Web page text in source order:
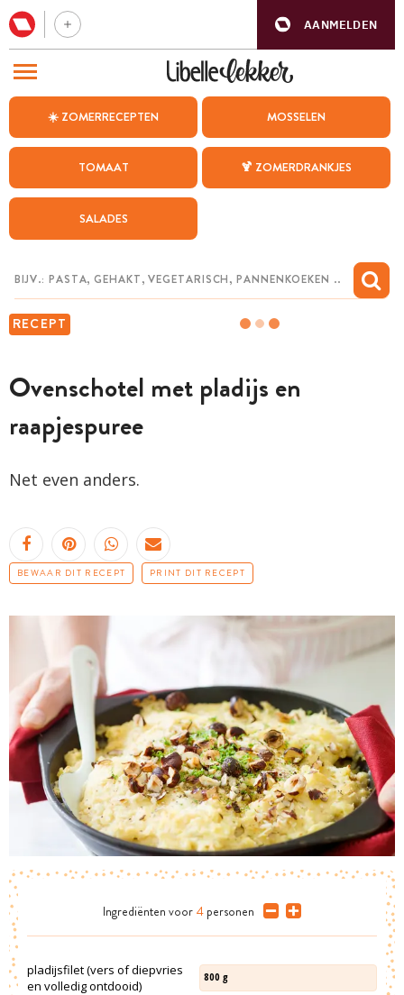
AANMELDEN
☀️ ZOMERRECEPTEN MOSSELEN
TOMAAT 🍹 ZOMERDRANKJES
SALADES
RECEPT
Ovenschotel met pladijs en
raapjespuree
Net even anders.
BEWAAR DIT RECEPT PRINT DIT RECEPT
Ingrediënten voor 4 personen
pladijsfilet (vers of diepvries
en volledig ontdooid)
800 g
BEZOEK ONZE ANDERE WEBSITES
WEEKMENU
CHAT MET MAIA
MIJN BEWAARDE RECEPTEN